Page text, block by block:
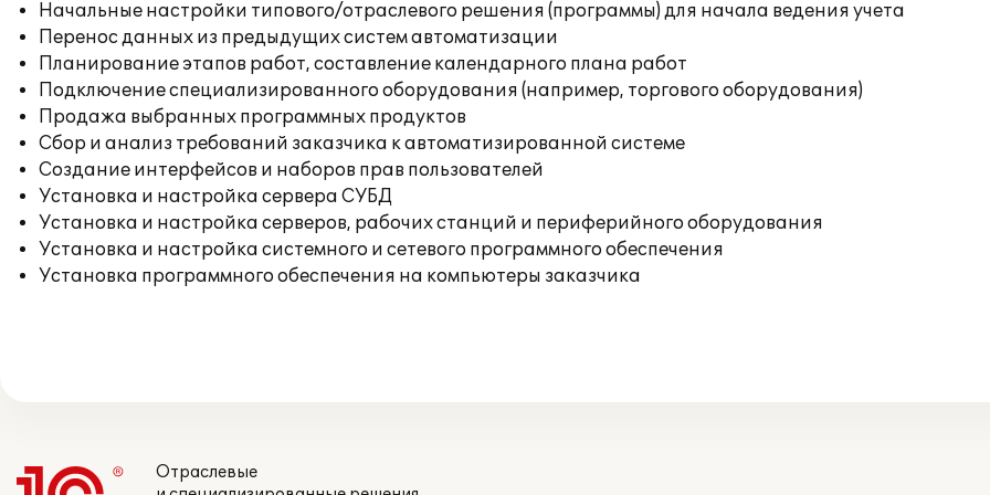
Начальные настройки типового/отраслевого решения (программы) для начала ведения учета
Перенос данных из предыдущих систем автоматизации
Планирование этапов работ, составление календарного плана работ
Подключение специализированного оборудования (например, торгового оборудования)
Продажа выбранных программных продуктов
Сбор и анализ требований заказчика к автоматизированной системе
Создание интерфейсов и наборов прав пользователей
Установка и настройка сервера СУБД
Установка и настройка серверов, рабочих станций и периферийного оборудования
Установка и настройка системного и сетевого программного обеспечения
Установка программного обеспечения на компьютеры заказчика
Отраслевые